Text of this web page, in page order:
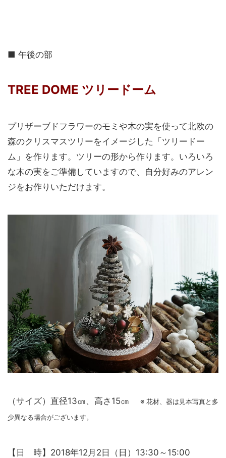
■ 午後の部
TREE DOME ツリードーム
プリザーブドフラワーのモミや木の実を使って北欧の
森のクリスマスツリーをイメージした「ツリードー
ム」を作ります。ツリーの形から作ります。いろいろ
な木の実をご準備していますので、自分好みのアレン
ジをお作りいただけます。
（サイズ）直径13㎝、高さ15㎝
※ 花材、器は見本写真と多
少異なる場合がございます。
【日 時】2018年12月2日（日）13:30～15:00